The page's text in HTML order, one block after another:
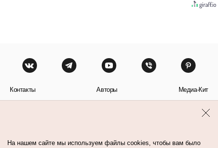
Контакты Авторы Медиа-Кит
На нашем сайте мы используем файлы cookies, чтобы вам было